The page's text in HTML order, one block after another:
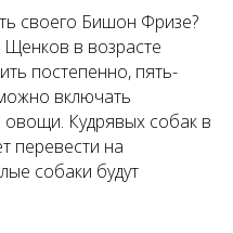
своего Бишон Фризе?
Щенков в возрасте
постепенно, пять-
включать
Кудрявых собак в
перевести на
собаки будут